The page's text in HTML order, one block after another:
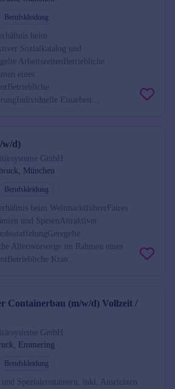
Berufskleidung
beim
Sozialkatalog und
ArbeitszeitenBetriebliche
eines
Einarbeit...
w/d)
GmbH
München
Berufskleidung
beim WeltmarktführerFaires
und SpesenAttraktiver
Altersvorsorge im Rahmen eines
Kran...
Containerbau (m/w/d) Vollzeit /
GmbH
Emmering
Berufskleidung
Spezialcontainern, inkl. Ausrichten